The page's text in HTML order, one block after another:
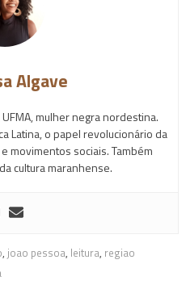
Algave
mulher negra nordestina.
Latina, o papel revolucionário da
movimentos sociais. Também
cultura maranhense.
, joao pessoa, leitura, regiao